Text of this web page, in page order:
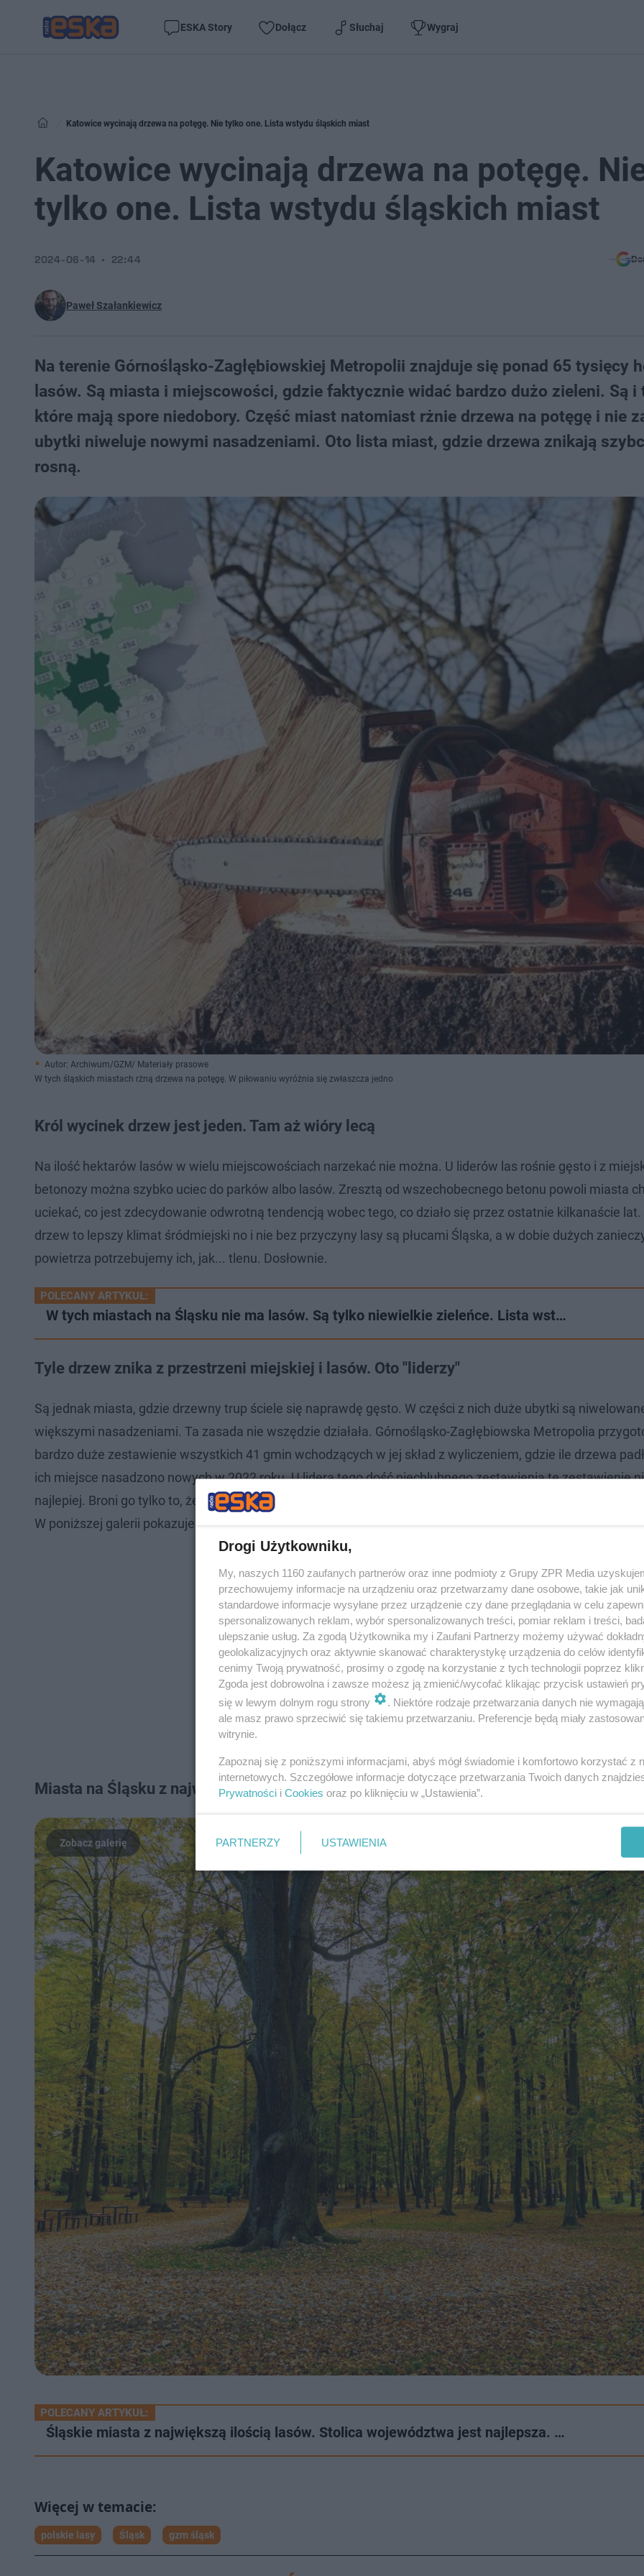
ESKA Story Dołącz Słuchaj Wygraj
Katowice wycinają drzewa na potęgę. Nie tylko one. Lista wstydu śląskich miast
Katowice wycinają drzewa na potęgę.
tylko one. Lista wstydu śląskich miast
Paweł Szałankiewicz
2024-06-14 22:44
Na terenie Górnośląsko-Zagłębiowskiej Metropolii znajduje się ponad 65 tysięcy
lasów. Są miasta i miejscowości, gdzie faktycznie widać bardzo dużo zieleni. Są i
które mają spore niedobory. Część miast natomiast rżnie drzewa na potęgę i nie
ubytki niweluje nowymi nasadzeniami. Oto lista miast, gdzie drzewa znikają
rosną.
Autor: Archiwum/GZM/ Materiały prasowe
W tych śląskich miastach rżną drzewa na potęgę. W piłowaniu wyróżnia się zwłaszcza jedno
Król wycinek drzew jest jeden. Tam aż wióry lecą
Na ilość hektarów lasów w wielu miejscowościach narzekać nie można. U liderów las rośnie gęsto i z
betonozy można szybko uciec do parków albo lasów. Zresztą od wszechobecnego betonu powoli miasta
uciekać, co jest zdecydowanie odwrotną tendencją wobec tego, co działo się przez ostatnie kilkanaście lat.
drzew to lepszy klimat śródmiejski no i nie bez przyczyny lasy są płucami Śląska, a w dobie dużych
powietrza potrzebujemy ich, jak... tlenu. Dosłownie.
POLECANY ARTYKUŁ:
W tych miastach na Śląsku nie ma lasów. Są tylko niewielkie zieleńce. Lista wst…
Tyle drzew znika z przestrzeni miejskiej i lasów. Oto "liderzy"
Są jednak miasta, gdzie drzewny trup ściele się naprawdę gęsto. W części z nich duże ubytki są
większymi nasadzeniami. Ta zasada nie wszędzie działała. Górnośląsko-Zagłębiowska Metropolia
bardzo duże zestawienie wszystkich 41 gmin wchodzących w jej skład z wyliczeniem, gdzie ile drzewa
ich miejsce nasadzono nowych w 20‬22 roku. U lidera tego dość niechlubnego zestawienia te zestawienie
najlepiej. Broni go tylko to, że jest jednym z tych śląskich miast, gdzie jest jedna z największych w regionie
W poniższej galerii pokazujemy stosunek wycinki do nasadzeń.
Miasta na Śląsku z największą wycinką drzew TOP 10‬
POLECANY ARTYKUŁ:
Śląskie miasta z największą ilością lasów. Stolica województwa jest najlepsza. …
polskie lasy Śląsk gzm śląsk
Drogi Użytkowniku,
My, naszych 1160 zaufanych partnerów oraz inne podmioty z Grupy ZPR Media
przechowujemy informacje na urządzeniu oraz przetwarzamy dane osobowe, takie jak
standardowe informacje wysyłane przez urządzenie czy dane przeglądania w celu
spersonalizowanych reklam, wybór spersonalizowanych treści, pomiar reklam i treści,
ulepszanie usług. Za zgodą Użytkownika my i Zaufani Partnerzy możemy używać
geolokalizacyjnych oraz aktywnie skanować charakterystykę urządzenia do celów
cenimy Twoją prywatność, prosimy o zgodę na korzystanie z tych technologii poprzez
Zgoda jest dobrowolna i zawsze możesz ją zmienić/wycofać klikając przycisk ustawień
się w lewym dolnym rogu strony
. Niektóre rodzaje przetwarzania danych nie
ale masz prawo sprzeciwić się takiemu przetwarzaniu. Preferencje będą miały
witrynie.
Zapoznaj się z poniższymi informacjami, abyś mógł świadomie i komfortowo korzystać z
internetowych. Szczegółowe informacje dotyczące przetwarzania Twoich danych
Prywatności i Cookies oraz po kliknięciu w „Ustawienia”.
PARTNERZY USTAWIENIA